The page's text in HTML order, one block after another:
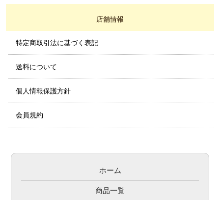
店舗情報
特定商取引法に基づく表記
送料について
個人情報保護方針
会員規約
ホーム
商品一覧